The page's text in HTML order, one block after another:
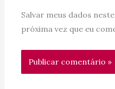
Salvar meus dados
próxima vez que eu